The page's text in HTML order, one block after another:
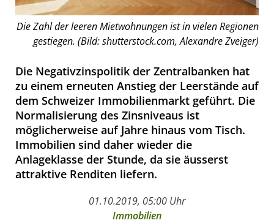
Die Zahl der leeren Mietwohnungen ist in vielen Regionen
gestiegen. (Bild: shutterstock.com, Alexandre Zveiger)
Die Negativzinspolitik der Zentralbanken hat
zu einem erneuten Anstieg der Leerstände auf
dem Schweizer Immobilienmarkt geführt. Die
Normalisierung des Zinsniveaus ist
möglicherweise auf Jahre hinaus vom Tisch.
Immobilien sind daher wieder die
Anlageklasse der Stunde, da sie äusserst
attraktive Renditen liefern.
01.10.2019, 05:00 Uhr
Immobilien